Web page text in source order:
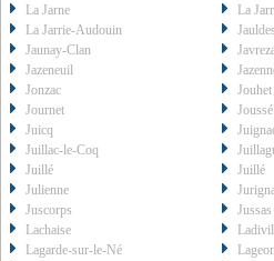
La Jarne
La
La Jarrie-Audouin
Jauldes
Jaunay-Clan
Jazeneuil
Jonzac
Jouhet
Journet
Joussé
Juicq
Juillac-le-Coq
Juillé
Juillé
Julienne
Juscorps
Jussas
Lachaise
Lagarde-sur-le-Né